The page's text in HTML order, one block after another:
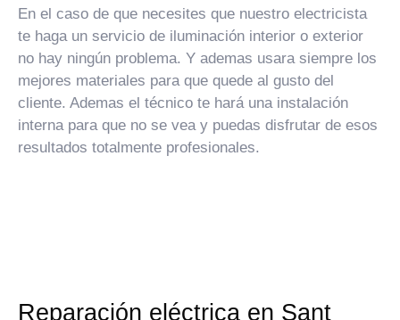
En el caso de que necesites que nuestro electricista
te haga un servicio de iluminación interior o exterior
no hay ningún problema. Y ademas usara siempre los
mejores materiales para que quede al gusto del
cliente. Ademas el técnico te hará una instalación
interna para que no se vea y puedas disfrutar de esos
resultados totalmente profesionales.
Reparación eléctrica en Sant